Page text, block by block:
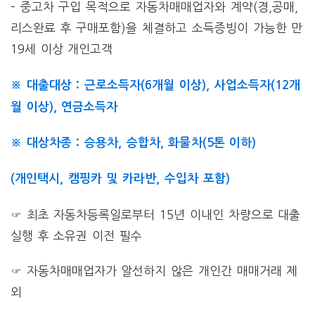
– 중고차 구입 목적으로 자동차매매업자와 계약(경,공매,
리스완료 후 구매포함)을 체결하고 소득증빙이 가능한 만
19세 이상 개인고객
※ 대출대상 : 근로소득자(6개월 이상), 사업소득자(12개
월 이상), 연금소득자
※ 대상차종 : 승용차, 승합차, 화물차(5톤 이하)
(개인택시, 캠핑카 및 카라반, 수입차 포함)
☞ 최초 자동차등록일로부터 15년 이내인 차량으로 대출
실행 후 소유권 이전 필수
☞ 자동차매매업자가 알선하지 않은 개인간 매매거래 제
외